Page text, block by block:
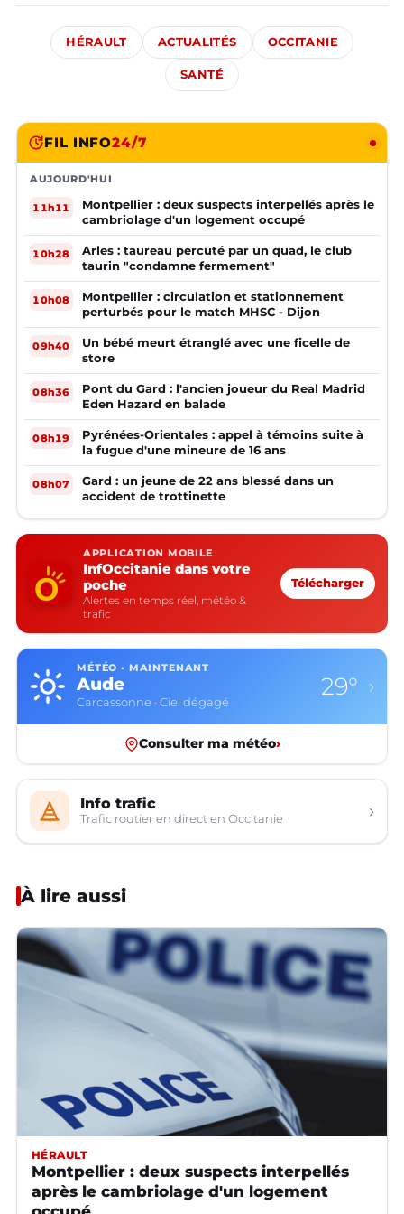
HÉRAULT ACTUALITÉS OCCITANIE
SANTÉ
FIL INFO24/7
AUJOURD'HUI
11h11
Montpellier : deux suspects interpellés après le
cambriolage d'un logement occupé
10h28
Arles : taureau percuté par un quad, le club
taurin "condamne fermement"
10h08
Montpellier : circulation et stationnement
perturbés pour le match MHSC - Dijon
09h40
Un bébé meurt étranglé avec une ficelle de
store
08h36
Pont du Gard : l'ancien joueur du Real Madrid
Eden Hazard en balade
08h19
Pyrénées-Orientales : appel à témoins suite à
la fugue d'une mineure de 16 ans
08h07
Gard : un jeune de 22 ans blessé dans un
accident de trottinette
APPLICATION MOBILE
InfOccitanie dans votre
poche
Alertes en temps réel, météo &
trafic
Télécharger
MÉTÉO · MAINTENANT
Aude
Carcassonne · Ciel dégagé
29° ›
Consulter ma météo›
Info trafic
Trafic routier en direct en Occitanie ›
À lire aussi
HÉRAULT
Montpellier : deux suspects interpellés
après le cambriolage d'un logement